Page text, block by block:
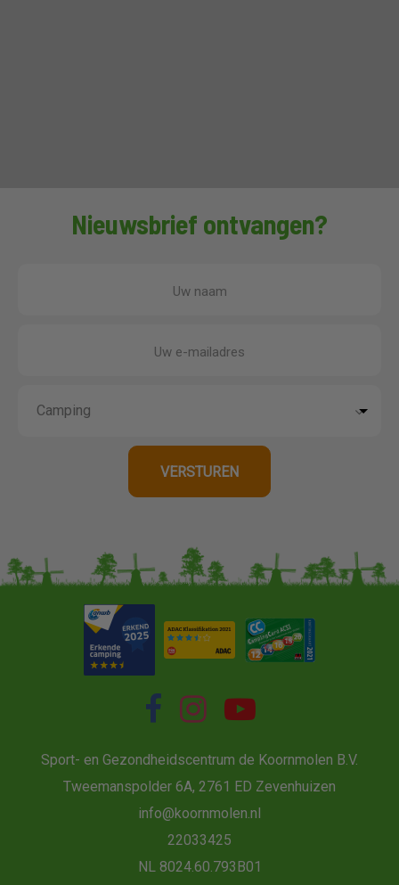
Nieuwsbrief ontvangen?
Uw naam
Uw e-mailadres
Sport- en Gezondheidscentrum de Koornmolen B.V.
Tweemanspolder 6A, 2761 ED Zevenhuizen
info@koornmolen.nl
22033425
NL 8024.60.793B01